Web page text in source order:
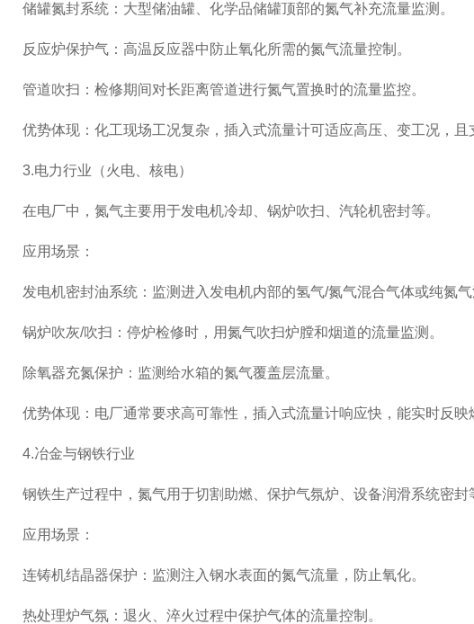
储罐氮封系统：大型储油罐、化学品储罐顶部的氮气补充流量监测。
反应炉保护气：高温反应器中防止氧化所需的氮气流量控制。
管道吹扫：检修期间对长距离管道进行氮气置换时的流量监控。
优势体现：化工现场工况复杂，插入式流量计可适应高压、变工况，且
3.电力行业（火电、核电）
在电厂中，氮气主要用于发电机冷却、锅炉吹扫、汽轮机密封等。
应用场景：
发电机密封油系统：监测进入发电机内部的氢气/氮气混合气体或纯氮气
锅炉吹灰/吹扫：停炉检修时，用氮气吹扫炉膛和烟道的流量监测。
除氧器充氮保护：监测给水箱的氮气覆盖层流量。
优势体现：电厂通常要求高可靠性，插入式流量计响应快，能实时反映
4.冶金与钢铁行业
钢铁生产过程中，氮气用于切割助燃、保护气氛炉、设备润滑系统密封
应用场景：
连铸机结晶器保护：监测注入钢水表面的氮气流量，防止氧化。
热处理炉气氛：退火、淬火过程中保护气体的流量控制。